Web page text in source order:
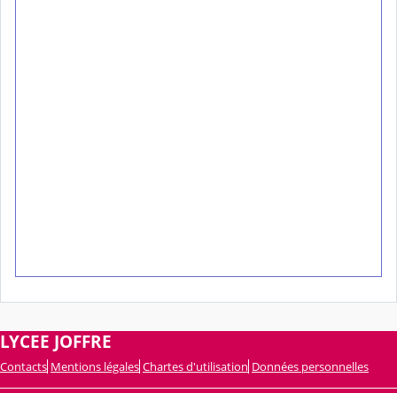
LYCEE JOFFRE
Contacts Mentions légales Chartes d'utilisation Données personnelles